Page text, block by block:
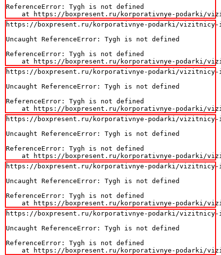
ReferenceError: Tygh is not defined
at https://boxpresent.ru/korporativnye-podarki/
https://boxpresent.ru/korporativnye-podarki/vizitnicy-
Uncaught ReferenceError: Tygh is not defined
ReferenceError: Tygh is not defined
at https://boxpresent.ru/korporativnye-podarki/
https://boxpresent.ru/korporativnye-podarki/vizitnicy-
Uncaught ReferenceError: Tygh is not defined
ReferenceError: Tygh is not defined
at https://boxpresent.ru/korporativnye-podarki/
https://boxpresent.ru/korporativnye-podarki/vizitnicy-
Uncaught ReferenceError: Tygh is not defined
ReferenceError: Tygh is not defined
at https://boxpresent.ru/korporativnye-podarki/
https://boxpresent.ru/korporativnye-podarki/vizitnicy-
Uncaught ReferenceError: Tygh is not defined
ReferenceError: Tygh is not defined
at https://boxpresent.ru/korporativnye-podarki/
https://boxpresent.ru/korporativnye-podarki/vizitnicy-
Uncaught ReferenceError: Tygh is not defined
ReferenceError: Tygh is not defined
at https://boxpresent.ru/korporativnye-podarki/